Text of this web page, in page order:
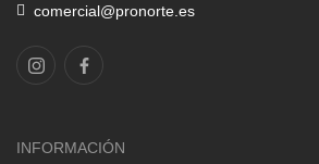
comercial@pronorte.es
INFORMACIÓN